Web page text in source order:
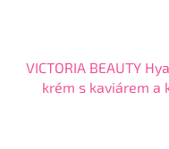
VICTORIA BEAUTY
krém s kaviárem a